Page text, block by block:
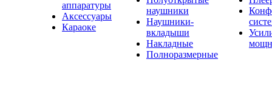
аппаратуры
Аксессуары
Караоке
наушники
Наушники-
вкладыши
Накладные
Полноразмерные